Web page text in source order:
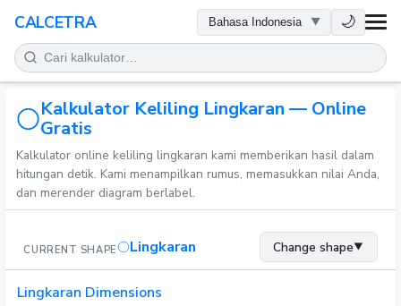
CALCETRA 🌙
MATEMATIKA
KONVERSI
SAINS
SEHARI-HARI
Kalkulator Keliling Lingkaran — Online
Gratis
Kalkulator online keliling lingkaran kami memberikan hasil dalam
hitungan detik. Kami menampilkan rumus, memasukkan nilai Anda,
dan merender diagram berlabel.
CURRENT SHAPE Lingkaran Change shape▼
Lingkaran Dimensions